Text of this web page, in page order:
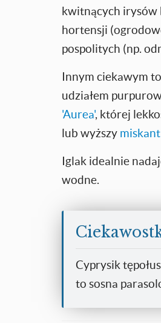
kwitnących
hortensji
pospolitych (np.
Innym ciekawym
udziałem
'Aurea', której
lub wyższy
Iglak idealnie
wodne.
Cyprysik
to sosna